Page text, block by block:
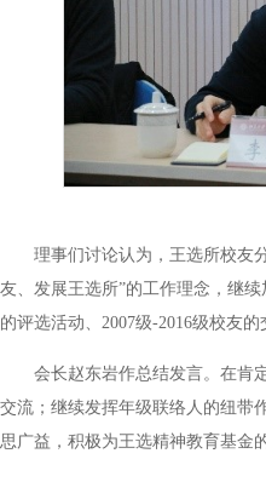
理事们讨论认为，王选所校友
友、发展王选所”的工作理念，继
的评选活动、2007级-2016级校友
会长赵东岩作总结发言。在肯
交流；继续发挥年级联络人的纽带
思广益，积极为王选精神教育基金